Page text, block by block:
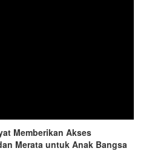
Memberikan Akses
Merata untuk Anak Bangsa